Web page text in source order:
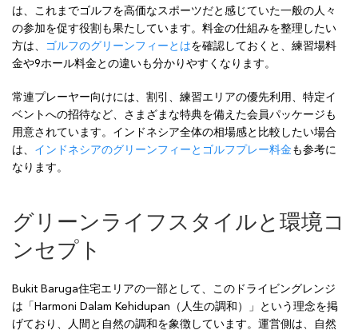
は、これまでゴルフを高価なスポーツだと感じていた一般の人々
の参加を促す役割も果たしています。料金の仕組みを整理したい
方は、 ゴルフのグリーンフィーとはを確認しておくと、練習場料
金や9ホール料金との違いも分かりやすくなります。
常連プレーヤー向けには、割引、練習エリアの優先利用、特定イ
ベントへの招待など、さまざまな特典を備えた会員パッケージも
用意されています。インドネシア全体の相場感と比較したい場合
は、 インドネシアのグリーンフィーとゴルフプレー料金 も参考に
なります。
グリーンライフスタイルと環境コ
ンセプト
Bukit Baruga住宅エリアの一部として、このドライビングレンジ
は「Harmoni Dalam Kehidupan（人生の調和）」という理念を掲
げており、人間と自然の調和を象徴しています。運営側は、自然